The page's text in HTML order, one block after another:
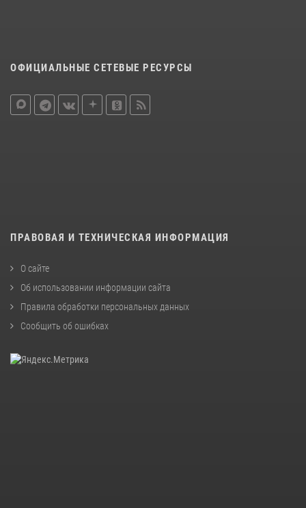
ОФИЦИАЛЬНЫЕ СЕТЕВЫЕ РЕСУРСЫ
ПРАВОВАЯ И ТЕХНИЧЕСКАЯ ИНФОРМАЦИЯ
О сайте
Об использовании информации сайта
Правила обработки персональных данных
Сообщить об ошибках